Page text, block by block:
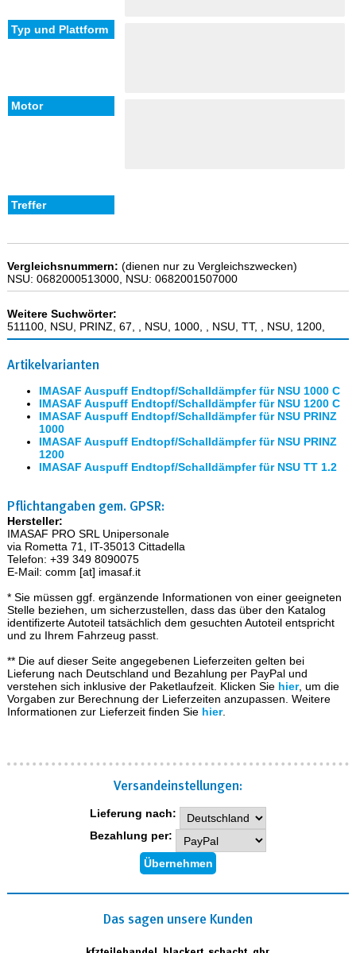
Vergleichsnummern: (dienen nur zu Vergleichszwecken)
NSU: 0682000513000, NSU: 0682001507000
Weitere Suchwörter:
511100, NSU, PRINZ, 67, , NSU, 1000, , NSU, TT, , NSU, 1200,
Artikelvarianten
IMASAF Auspuff Endtopf/Schalldämpfer für NSU 1000 C
IMASAF Auspuff Endtopf/Schalldämpfer für NSU 1200 C
IMASAF Auspuff Endtopf/Schalldämpfer für NSU PRINZ
1000
IMASAF Auspuff Endtopf/Schalldämpfer für NSU PRINZ
1200
IMASAF Auspuff Endtopf/Schalldämpfer für NSU TT 1.2
Pflichtangaben gem. GPSR:
Hersteller:
IMASAF PRO SRL Unipersonale
via Rometta 71, IT-35013 Cittadella
Telefon: +39 349 8090075
E-Mail: comm [at] imasaf.it
* Sie müssen ggf. ergänzende Informationen von einer geeigneten
Stelle beziehen, um sicherzustellen, dass das über den Katalog
identifizerte Autoteil tatsächlich dem gesuchten Autoteil entspricht
und zu Ihrem Fahrzeug passt.
** Die auf dieser Seite angegebenen Lieferzeiten gelten bei
Lieferung nach Deutschland und Bezahlung per PayPal und
verstehen sich inklusive der Paketlaufzeit. Klicken Sie hier, um die
Vorgaben zur Berechnung der Lieferzeiten anzupassen. Weitere
Informationen zur Lieferzeit finden Sie hier.
Versand­einstellungen:
Lieferung nach:
Bezahlung per:
Das sagen unsere Kunden